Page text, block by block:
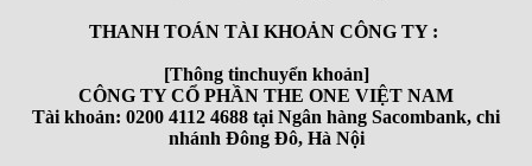
THANH TOÁN TÀI KHOẢN CÔNG TY :
[Thông tinchuyển khoản]
CÔNG TY CỔ PHẦN THE ONE VIỆT NAM
Tài khoản: 0200 4112 4688 tại Ngân hàng Sacombank, chi
nhánh Đông Đô, Hà Nội